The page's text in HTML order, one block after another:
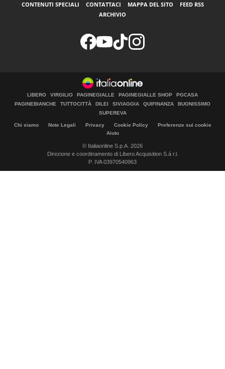
CONTENUTI SPECIALI CONTATTACI MAPPA DEL SITO
FEED RSS
ARCHIVIO
LIBERO VIRGILIO PAGINEGIALLE PAGINEGIALLE SHOP
PGCASA
PAGINEBIANCHE
TUTTOCITTÀ DILEI SIVIAGGIA QUIFINANZA
BUONISSIMO
SUPEREVA
Chi siamo Note Legali Privacy Cookie Policy
Preferenze sui cookie
Aiuto
© Italiaonline S.p.A. 2026
Direzione e coordinamento di Libero Acquisition S.á r.l.
P. IVA 03970540963